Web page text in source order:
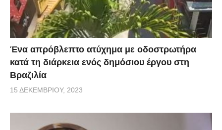
Ένα απρόβλεπτο ατύχημα με οδοστρωτήρα
κατά τη διάρκεια ενός δημόσιου έργου στη
Βραζιλία
15 ΔΕΚΕΜΒΡΊΟΥ, 2023